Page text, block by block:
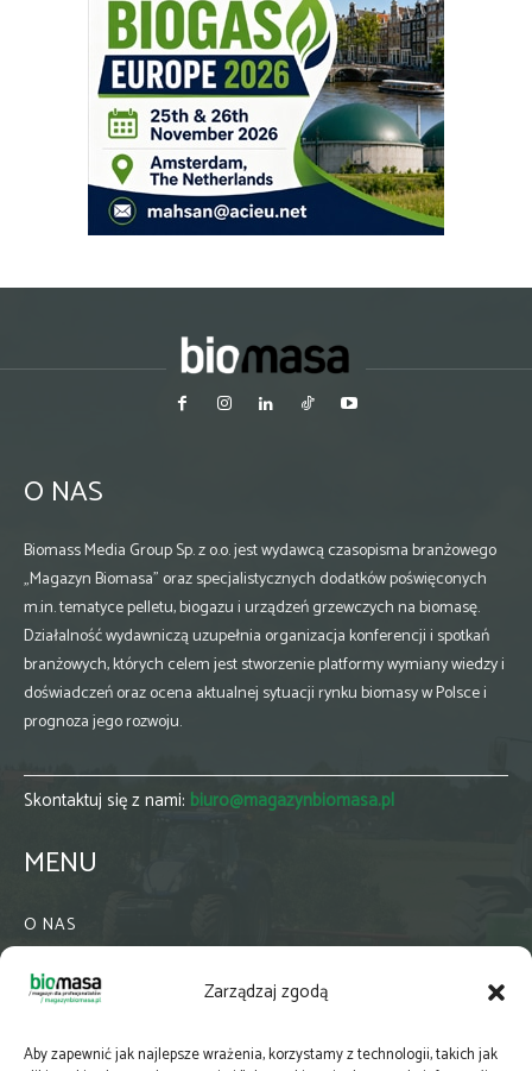
Zarządzaj zgodą
Aby zapewnić jak najlepsze wrażenia, korzystamy z technologii, takich jak
O NAS
Biomass Media Group Sp. z o.o. jest wydawcą czasopisma branżowego
„Magazyn Biomasa” oraz specjalistycznych dodatków poświęconych
m.in. tematyce pelletu, biogazu i urządzeń grzewczych na biomasę.
Działalność wydawniczą uzupełnia organizacja konferencji i spotkań
branżowych, których celem jest stworzenie platformy wymiany wiedzy i
doświadczeń oraz ocena aktualnej sytuacji rynku biomasy w Polsce i
prognoza jego rozwoju.
Skontaktuj się z nami: biuro@magazynbiomasa.pl
MENU
O NAS
WSPÓŁPRACA